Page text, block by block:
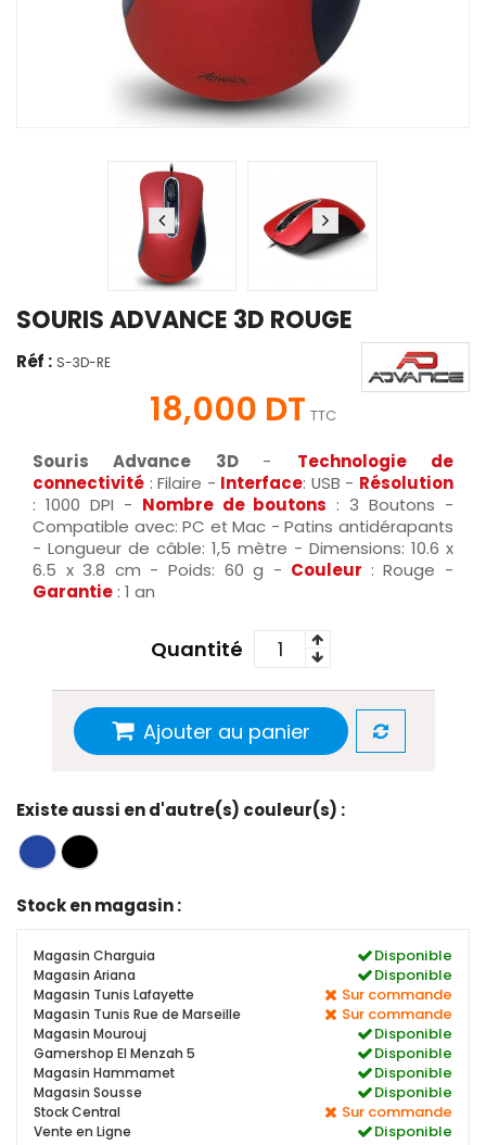
SOURIS ADVANCE 3D ROUGE
Réf : S-3D-RE
18,000 DT TTC
Souris Advance 3D - Technologie de
connectivité : Filaire - Interface: USB - Résolution
: 1000 DPI - Nombre de boutons : 3 Boutons -
Compatible avec: PC et Mac - Patins antidérapants
- Longueur de câble: 1,5 mètre - Dimensions: 10.6 x
6.5 x 3.8 cm - Poids: 60 g - Couleur : Rouge -
Garantie : 1 an
Quantité
Ajouter au panier
Existe aussi en d'autre(s) couleur(s) :
Stock en magasin :
Magasin Charguia Disponible
Magasin Ariana Disponible
Magasin Tunis Lafayette Sur commande
Magasin Tunis Rue de Marseille Sur commande
Magasin Mourouj Disponible
Gamershop El Menzah 5 Disponible
Magasin Hammamet Disponible
Magasin Sousse Disponible
Stock Central Sur commande
Vente en Ligne Disponible